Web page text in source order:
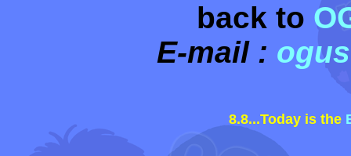
back to
E-mail :
8.8...Today is the